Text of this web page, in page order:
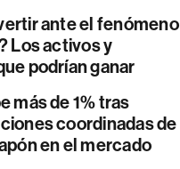
ante el fenómeno
Los activos y
podrían ganar
más de 1% tras
coordinadas de
en el mercado